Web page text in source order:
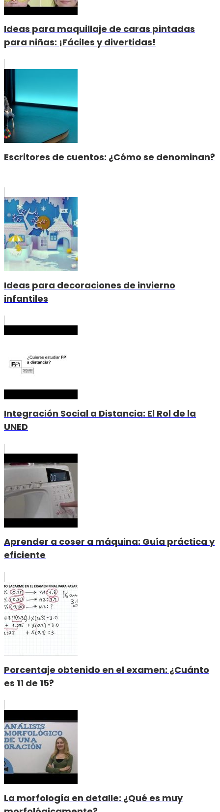
Ideas para maquillaje de caras pintadas
para niñas: ¡Fáciles y divertidas!
Escritores de cuentos: ¿Cómo se denominan?
Ideas para decoraciones de invierno
infantiles
Integración Social a Distancia: El Rol de la
UNED
Aprender a coser a máquina: Guía práctica y
eficiente
Porcentaje obtenido en el examen: ¿Cuánto
es 11 de 15?
La morfología en detalle: ¿Qué es muy